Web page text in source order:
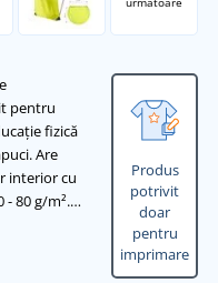
pentru
fizică
Are
interior cu
- 80 g/m².…
Produs
potrivit
doar
pentru
imprimare